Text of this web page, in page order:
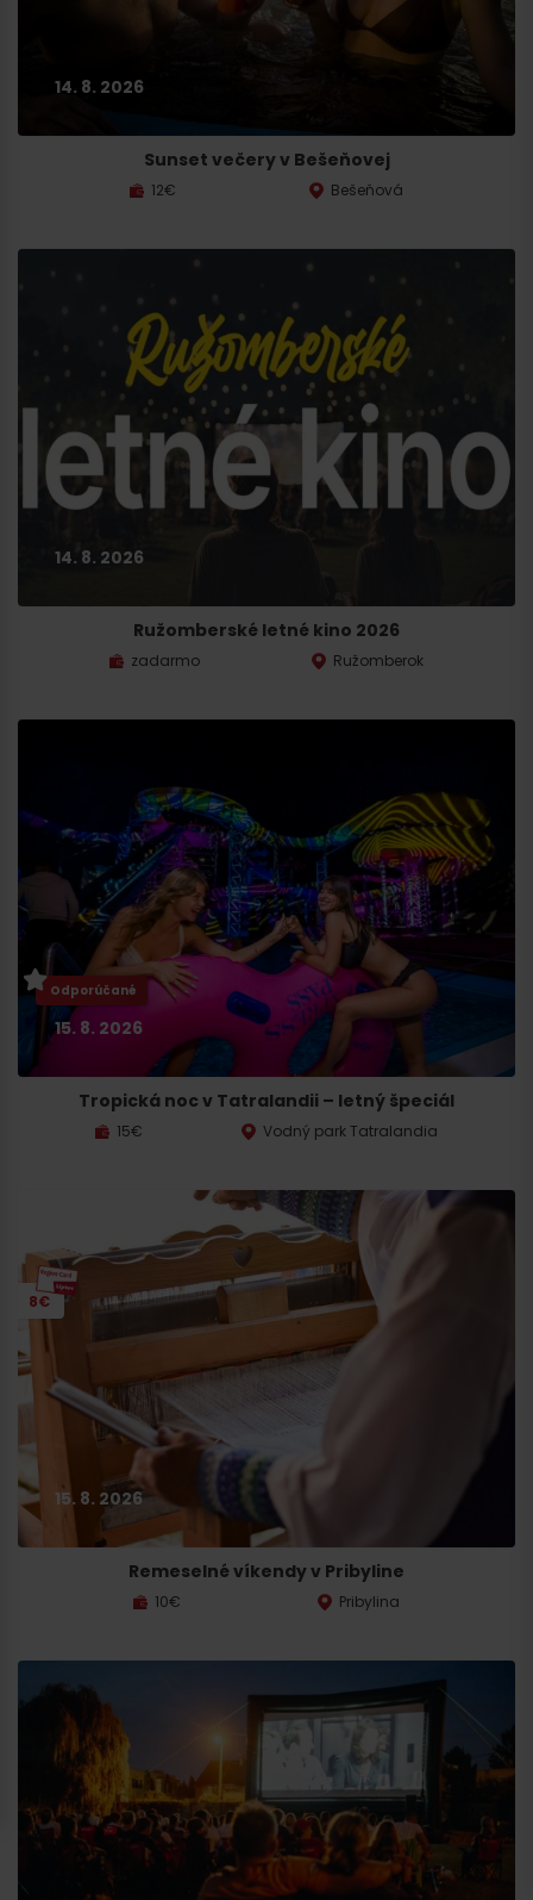
14. 8. 2026
Sunset večery v Bešeňovej
12€ Bešeňová
14. 8. 2026
Ružomberské letné kino 2026
zadarmo Ružomberok
Odporúčané
15. 8. 2026
Tropická noc v Tatralandii – letný špeciál
15€ Vodný park Tatralandia
8€
15. 8. 2026
Remeselné víkendy v Pribyline
10€ Pribylina